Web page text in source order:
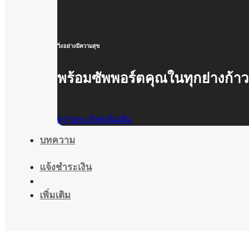
วิ่งอย่างมีความสุข
พร้อมซัพพอร์ตคุณในทุกย่างก้าว
ดูรายละเอียดเพิ่มเติม
บทความ
แจ้งชำระเงิน
เพิ่มเติม